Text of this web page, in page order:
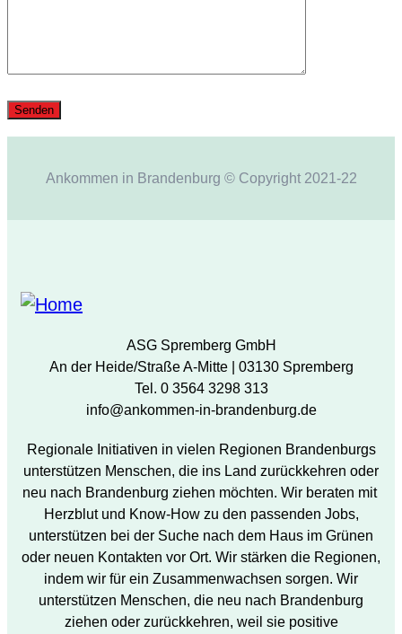
Ankommen in Brandenburg © Copyright 2021-22
ASG Spremberg GmbH
An der Heide/Straße A-Mitte | 03130 Spremberg
Tel. 0 3564 3298 313
info@ankommen-in-brandenburg.de
Regionale Initiativen in vielen Regionen Brandenburgs
unterstützen Menschen, die ins Land zurückkehren oder
neu nach Brandenburg ziehen möchten. Wir beraten mit
Herzblut und Know-How zu den passenden Jobs,
unterstützen bei der Suche nach dem Haus im Grünen
oder neuen Kontakten vor Ort. Wir stärken die Regionen,
indem wir für ein Zusammenwachsen sorgen. Wir
unterstützen Menschen, die neu nach Brandenburg
ziehen oder zurückkehren, weil sie positive